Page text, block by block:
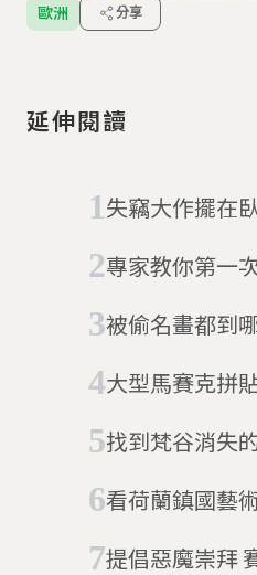
歐洲
分享
延伸閱讀
失竊大作擺在臥房沒
專家教你第一
被偷名畫都到
大型馬賽克拼
找到梵谷消失
看荷蘭鎮國藝
提倡惡魔崇拜